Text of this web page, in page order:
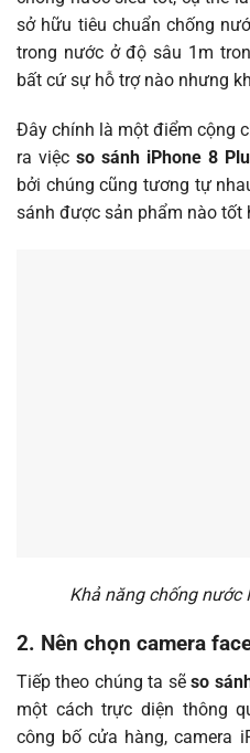
sở hữu tiêu chuẩn chống
trong nước ở độ sâu 1m
bất cứ sự hỗ trợ nào nhưng
Đây chính là một điểm cộng
ra việc so sánh iPhone 8
bởi chúng cũng tương tự
sánh được sản phẩm nào tốt
Khả năng chống nước
2. Nên chọn camera
Tiếp theo chúng ta sẽso
một cách trực diện thông
công bố cửa hàng, camera